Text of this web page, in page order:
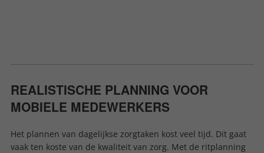
REALISTISCHE PLANNING VOOR
MOBIELE MEDEWERKERS
Het plannen van dagelijkse zorgtaken kost veel tijd. Dit gaat
vaak ten koste van de kwaliteit van zorg. Met de ritplanning